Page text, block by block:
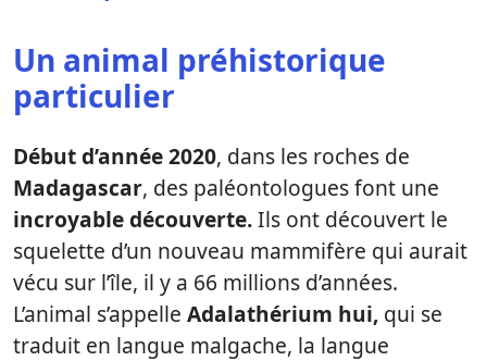
Un animal préhistorique
particulier
Début d’année 2020, dans les roches de
Madagascar, des paléontologues font une
incroyable découverte.Ils ont découvert le
squelette d’un nouveau mammifère qui aurait
vécu sur l’île, il y a 66 millions d’années.
L’animal s’appelle Adalathérium hui, qui se
traduit en langue malgache, la langue